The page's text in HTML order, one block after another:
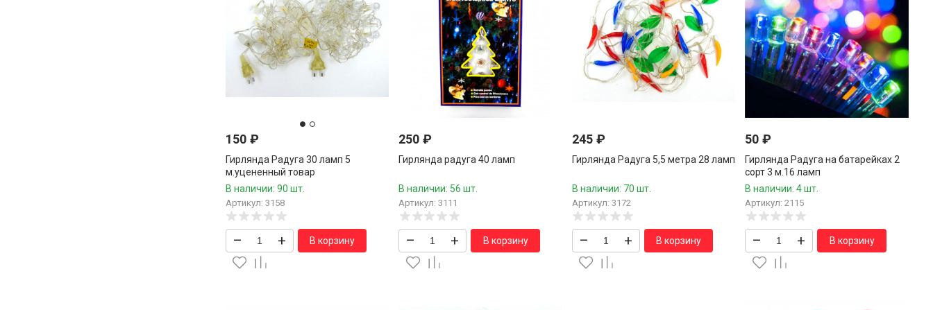
150 ₽
Гирлянда Радуга 30 ламп 5
м.уцененный товар
В наличии: 90 шт.
Артикул: 3158
– + В корзину
250₽
Гирлянда радуга 40 ламп
В наличии: 56 шт.
Артикул: 3111
– + В корзину
245 ₽
Гирлянда Радуга 5,5 метра 28 ламп
В наличии: 70 шт.
Артикул: 3172
– + В корзину
50₽
Гирлянда Радуга на батарейках 2
сорт 3 м.16 ламп
В наличии: 4 шт.
Артикул: 2115
– + В корзину